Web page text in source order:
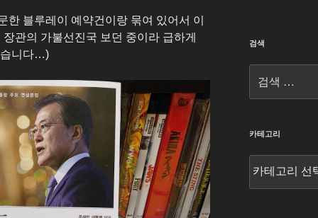
한 블루레이 예약건이랑 묶여 있어서 이
관의 가불선진국 보던 중이라 급하게
습니다…)
검색
색:
카테고리
테